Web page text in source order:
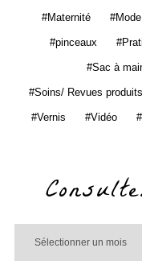
Maternité Mode
pinceaux
Sac à
Soins/ Revues produits
Vernis Vidéo